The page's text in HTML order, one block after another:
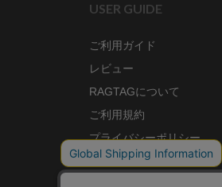
USER GUIDE
ご利用ガイド
レビュー
RAGTAGについて
ご利用規約
プライバシーポリシー